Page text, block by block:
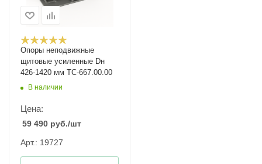
Опоры неподвижные
щитовые усиленные Dн
426-1420 мм ТС-667.00.00
В наличии
Цена:
59 490 руб./шт
Арт.: 19727